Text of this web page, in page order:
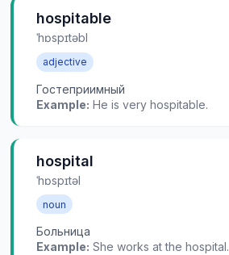
hospitable
ˈhɒspɪtəbl
adjective
Гостеприимный
Example: He is very hospitable.
hospital
ˈhɒspɪtəl
noun
Больница
Example: She works at the hospital.